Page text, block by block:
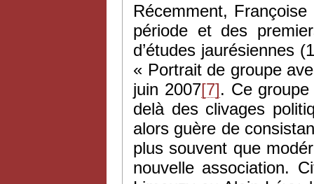
Récemment,
période et des
d’études jaurésiennes
« Portrait de groupe
juin 2007[7]. Ce
delà des clivages
alors guère de
plus souvent que
nouvelle association.